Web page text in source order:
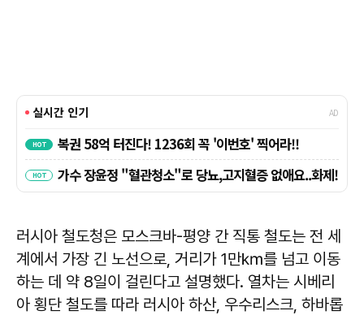
러시아 철도청은 모스크바-평양 간 직통 철도는 전 세
계에서 가장 긴 노선으로, 거리가 1만㎞를 넘고 이동
하는 데 약 8일이 걸린다고 설명했다. 열차는 시베리
아 횡단 철도를 따라 러시아 하산, 우수리스크, 하바롭